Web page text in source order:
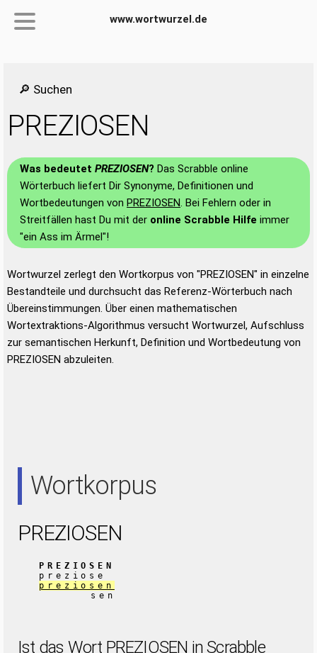
www.wortwurzel.de
🔎 Suchen
PREZIOSEN
Was bedeutet PREZIOSEN? Das Scrabble online
Wörterbuch liefert Dir Synonyme, Definitionen und
Wortbedeutungen von PREZIOSEN. Bei Fehlern oder in
Streitfällen hast Du mit der online Scrabble Hilfe immer
"ein Ass im Ärmel"!
Wortwurzel zerlegt den Wortkorpus von "PREZIOSEN" in einzelne
Bestandteile und durchsucht das Referenz-Wörterbuch nach
Übereinstimmungen. Über einen mathematischen
Wortextraktions-Algorithmus versucht Wortwurzel, Aufschluss
zur semantischen Herkunft, Definition und Wortbedeutung von
PREZIOSEN abzuleiten.
Wortkorpus
PREZIOSEN
PREZIOSEN
preziose
preziosen
sen
Ist das Wort PREZIOSEN in Scrabble